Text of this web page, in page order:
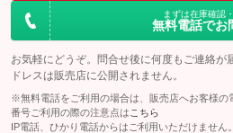
このパックの見積
これからの季節に換えておき
な数字・思い出の数字をお客
備考 －
このパックの見積
まずは在庫確認
無料電話でお
お気軽にどうぞ。問合せ後に何度もご連絡が
ドレスは販売店に公開されません。
※無料電話をご利用の場合は、販売店へお客様の
番号ご利用の際の注意点は こちら
IP電話、ひかり電話からはご利用いただけません。